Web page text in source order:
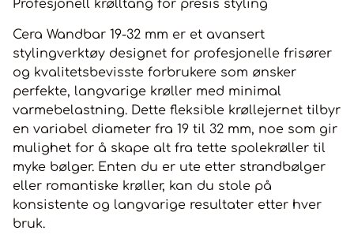
et verktøy utviklet for perfeksjon. Fordeler: Ionteknologi
Automatisk avstengning etter ca. 60 min Kjølig tupp
Omkretsen på krølltangen er 19-32 mm Ergonomisk vinkel
Tekniske funksjoner: Justerbar temperatur 80–210 °C Tønne:
Keramisk og turmalinbelegg Vekt: 220 g Ledning: Roterbar
ledning på 3 meter
Profesjonell krølltang for presis styling
Cera Wandbar 19-32 mm er et avansert
stylingverktøy designet for profesjonelle frisører
og kvalitetsbevisste forbrukere som ønsker
perfekte, langvarige krøller med minimal
varmebelastning. Dette fleksible krøllejernet tilbyr
en variabel diameter fra 19 til 32 mm, noe som gir
mulighet for å skape alt fra tette spolekrøller til
myke bølger. Enten du er ute etter strandbølger
eller romantiske krøller, kan du stole på
konsistente og langvarige resultater etter hver
bruk.